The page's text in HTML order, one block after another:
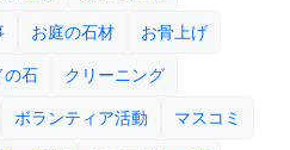
お庭の石材 お骨上げ
の石 クリーニング
ボランティア活動 マスコミ